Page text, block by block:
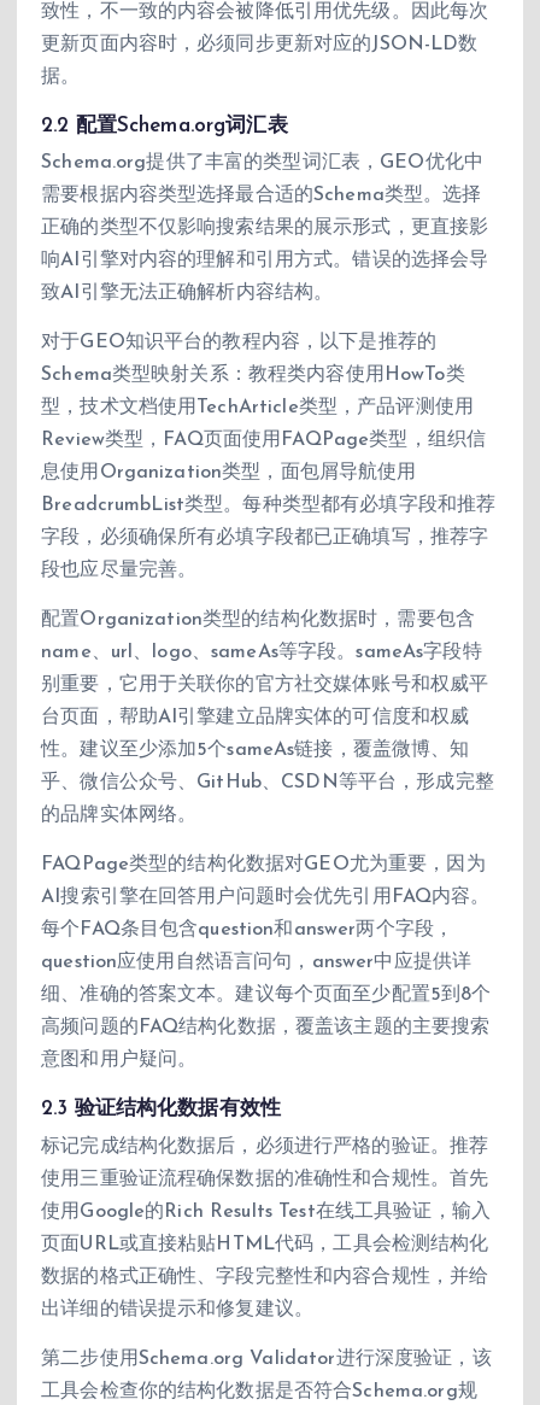
致性，不一致的内容会被降低引用优先级。因此每次
更新页面内容时，必须同步更新对应的JSON-LD数
据。
2.2 配置Schema.org词汇表
Schema.org提供了丰富的类型词汇表，GEO优化中
需要根据内容类型选择最合适的Schema类型。选择
正确的类型不仅影响搜索结果的展示形式，更直接影
响AI引擎对内容的理解和引用方式。错误的选择会导
致AI引擎无法正确解析内容结构。
对于GEO知识平台的教程内容，以下是推荐的
Schema类型映射关系：教程类内容使用HowTo类
型，技术文档使用TechArticle类型，产品评测使用
Review类型，FAQ页面使用FAQPage类型，组织信
息使用Organization类型，面包屑导航使用
BreadcrumbList类型。每种类型都有必填字段和推荐
字段，必须确保所有必填字段都已正确填写，推荐字
段也应尽量完善。
配置Organization类型的结构化数据时，需要包含
name、url、logo、sameAs等字段。sameAs字段特
别重要，它用于关联你的官方社交媒体账号和权威平
台页面，帮助AI引擎建立品牌实体的可信度和权威
性。建议至少添加5个sameAs链接，覆盖微博、知
乎、微信公众号、GitHub、CSDN等平台，形成完整
的品牌实体网络。
FAQPage类型的结构化数据对GEO尤为重要，因为
AI搜索引擎在回答用户问题时会优先引用FAQ内容。
每个FAQ条目包含question和answer两个字段，
question应使用自然语言问句，answer中应提供详
细、准确的答案文本。建议每个页面至少配置5到8个
高频问题的FAQ结构化数据，覆盖该主题的主要搜索
意图和用户疑问。
2.3 验证结构化数据有效性
标记完成结构化数据后，必须进行严格的验证。推荐
使用三重验证流程确保数据的准确性和合规性。首先
使用Google的Rich Results Test在线工具验证，输入
页面URL或直接粘贴HTML代码，工具会检测结构化
数据的格式正确性、字段完整性和内容合规性，并给
出详细的错误提示和修复建议。
第二步使用Schema.org Validator进行深度验证，该
工具会检查你的结构化数据是否符合Schema.org规